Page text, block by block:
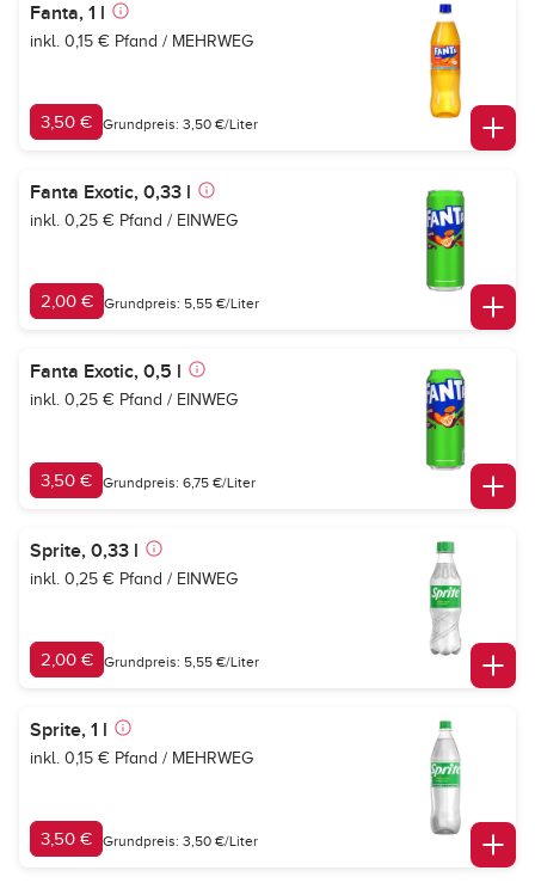
Fanta, 1 l
inkl. 0,15 € Pfand / MEHRWEG
3,50 € Grundpreis: 3,50 €/Liter
Fanta Exotic, 0,33 l
inkl. 0,25 € Pfand / EINWEG
2,00 € Grundpreis: 5,55 €/Liter
Fanta Exotic, 0,5 l
inkl. 0,25 € Pfand / EINWEG
3,50 € Grundpreis: 6,75 €/Liter
Sprite, 0,33 l
inkl. 0,25 € Pfand / EINWEG
2,00 € Grundpreis: 5,55 €/Liter
Sprite, 1 l
inkl. 0,15 € Pfand / MEHRWEG
3,50 € Grundpreis: 3,50 €/Liter